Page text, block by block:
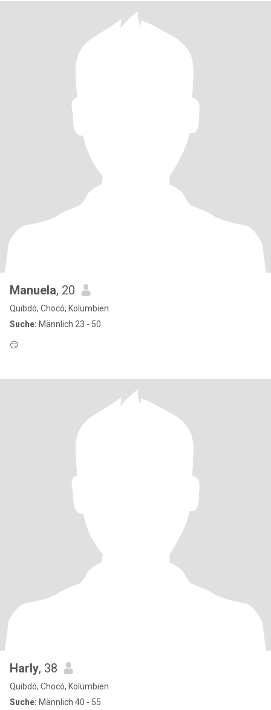
Manuela, 20
Quibdó, Chocó, Kolumbien
Suche: Männlich 23 - 50
😏
Harly, 38
Quibdó, Chocó, Kolumbien
Suche: Männlich 40 - 55